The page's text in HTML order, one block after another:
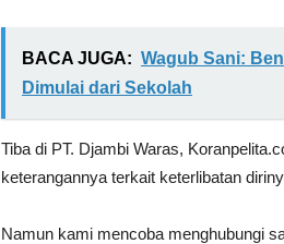
BACA JUGA: Wagub Sani:
Dimulai dari Sekolah
Tiba di PT. Djambi Waras,
keterangannya terkait keterlibatan
Namun kami mencoba menghubungi